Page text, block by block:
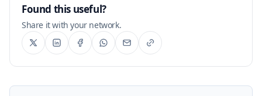
Found this useful?
Share it with your network.